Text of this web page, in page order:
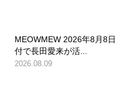
MEOWMEW 2026年8月8日
付で長田愛来が活...
2026.08.09